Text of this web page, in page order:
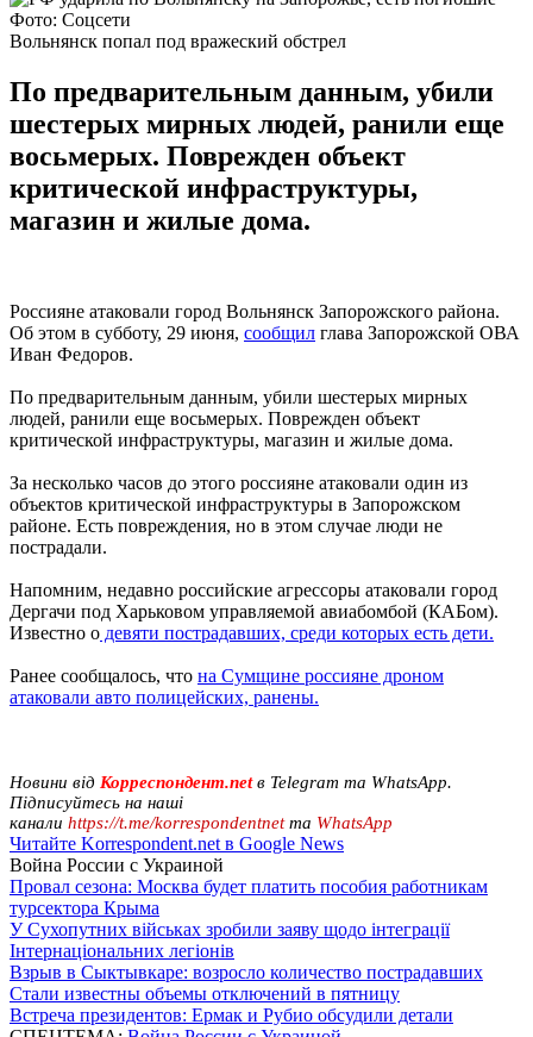
Фото: Соцсети
Вольнянск попал под вражеский обстрел
По предварительным данным, убили
шестерых мирных людей, ранили еще
восьмерых. Поврежден объект
критической инфраструктуры,
магазин и жилые дома.
Россияне атаковали город Вольнянск Запорожского района.
Об этом в субботу, 29 июня, сообщил глава Запорожской ОВА
Иван Федоров.
По предварительным данным, убили шестерых мирных
людей, ранили еще восьмерых. Поврежден объект
критической инфраструктуры, магазин и жилые дома.
За несколько часов до этого россияне атаковали один из
объектов критической инфраструктуры в Запорожском
районе. Есть повреждения, но в этом случае люди не
пострадали.
Напомним, недавно российские агрессоры атаковали город
Дергачи под Харьковом управляемой авиабомбой (КАБом).
Известно о девяти пострадавших, среди которых есть дети.
Ранее сообщалось, что на Сумщине россияне дроном
атаковали авто полицейских, ранены.
Новини від Корреспондент.netв Telegram та WhatsApp.
Підписуйтесь на наші
канали https://t.me/korrespondentnetта WhatsApp
Читайте Korrespondent.net в Google News
Война России с Украиной
Провал сезона: Москва будет платить пособия работникам
турсектора Крыма
У Сухопутних військах зробили заяву щодо інтеграції
Інтернаціональних легіонів
Взрыв в Сыктывкаре: возросло количество пострадавших
Стали известны объемы отключений в пятницу
Встреча президентов: Ермак и Рубио обсудили детали